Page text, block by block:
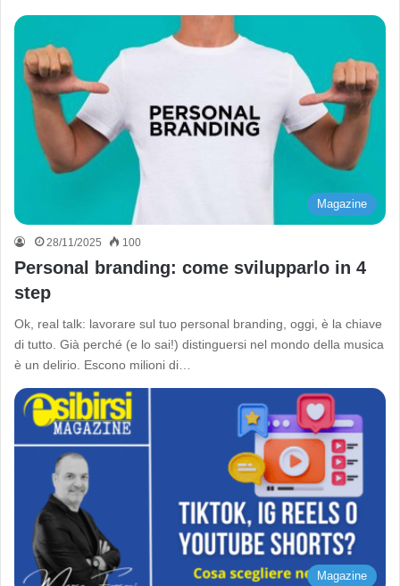
Magazine
28/11/2025 100
Personal branding: come svilupparlo in 4
step
Ok, real talk: lavorare sul tuo personal branding, oggi, è la chiave
di tutto. Già perché (e lo sai!) distinguersi nel mondo della musica
è un delirio. Escono milioni di…
Magazine